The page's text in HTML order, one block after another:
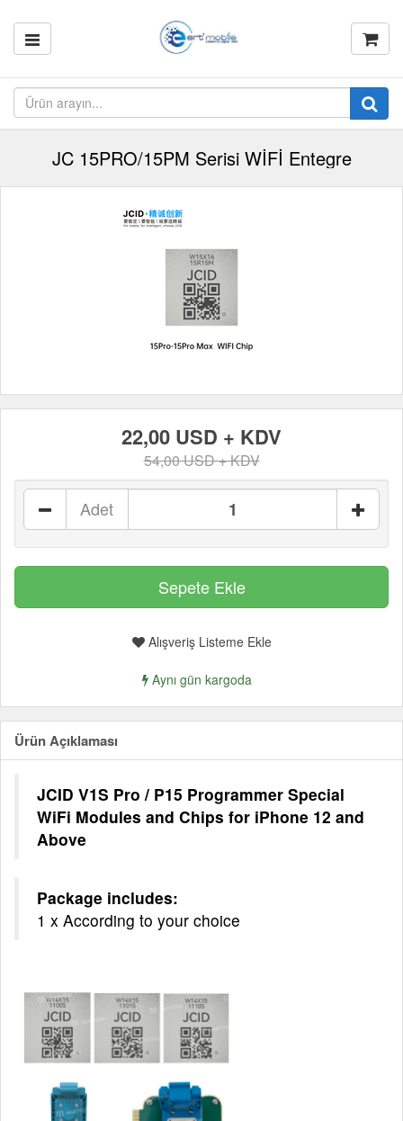
JC 15PRO/15PM Serisi WİFİ Entegre
22,00 USD + KDV
54,00 USD + KDV
Adet
Alışveriş Listeme Ekle
Aynı gün kargoda
Ürün Açıklaması
JCID V1S Pro / P15 Programmer Special
WiFi Modules and Chips for iPhone 12 and
Above
Package includes:
1 x According to your choice